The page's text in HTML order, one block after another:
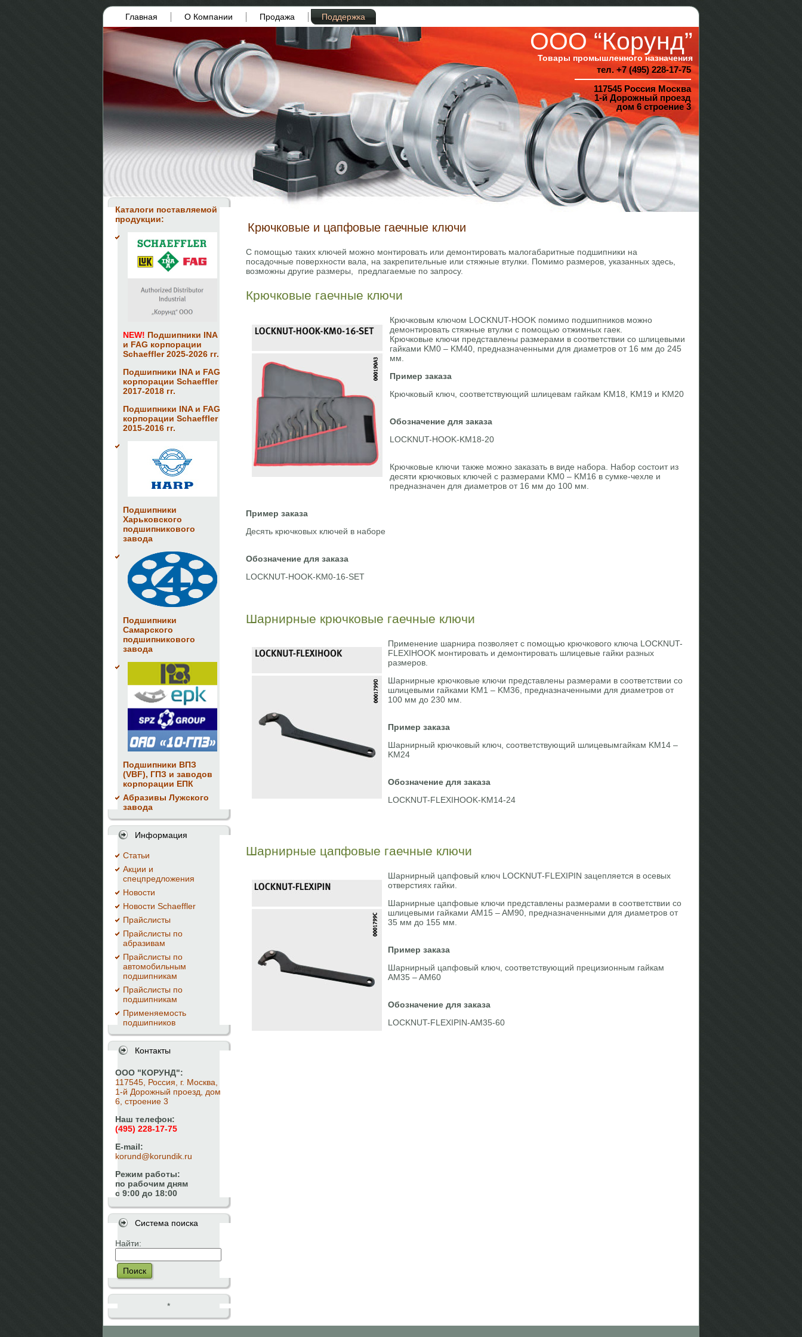
Главная О Компании Продажа Поддержка
ООО “Корунд”
Товары промышленного назначения
тел. +7 (495) 228-17-75
117545 Россия Москва
1-й Дорожный проезд
дом 6 строение 3
Каталоги поставляемой
продукции:
NEW! Подшипники INA
и FAG корпорации
Schaeffler 2025-2026 гг.
Подшипники INA и FAG
корпорации Schaeffler
2017-2018 гг.
Подшипники INA и FAG
корпорации Schaeffler
2015-2016 гг.
Подшипники
Харьковского
подшипникового
завода
Подшипники
Самарского
подшипникового
завода
Подшипники ВПЗ
(VBF), ГПЗ и заводов
корпорации ЕПК
Абразивы Лужского
завода
Информация
Cтатьи
Акции и
спецпредложения
Новости
Новости Schaeffler
Прайслисты
Прайслисты по
абразивам
Прайслисты по
автомобильным
подшипникам
Прайслисты по
подшипникам
Применяемость
подшипников
Контакты
ООО "КОРУНД":
117545, Россия, г. Москва,
1-й Дорожный проезд, дом
6, строение 3
Наш телефон:
(495) 228-17-75
E-mail:
korund@korundik.ru
Режим работы:
по рабочим дням
с 9:00 до 18:00
Система поиска
Найти:
Поиск
*
Крючковые и цапфовые гаечные ключи
С помощью таких ключей можно монтировать или демонтировать малогабаритные подшипники на
посадочные поверхности вала, на закрепительные или стяжные втулки. Помимо размеров, указанных здесь,
возможны другие размеры, предлагаемые по запросу.
Крючковые гаечные ключи
Крючковым ключом LOCKNUT-HOOK помимо подшипников можно
демонтировать стяжные втулки с помощью отжимных гаек.
Крючковые ключи представлены размерами в соответствии со шлицевыми
гайками KM0 – KM40, предназначенными для диаметров от 16 мм до 245
мм.
Пример заказа
Крючковый ключ, соответствующий шлицевам гайкам KM18, KM19 и KM20
Обозначение для заказа
LOCKNUT-HOOK-KM18-20
Крючковые ключи также можно заказать в виде набора. Набор состоит из
десяти крючковых ключей с размерами KM0 – KM16 в сумке-чехле и
предназначен для диаметров от 16 мм до 100 мм.
Пример заказа
Десять крючковых ключей в наборе
Обозначение для заказа
LOCKNUT-HOOK-KM0-16-SET
Шарнирные крючковые гаечные ключи
Применение шарнира позволяет с помощью крючкового ключа LOCKNUT-
FLEXIHOOK монтировать и демонтировать шлицевые гайки разных
размеров.
Шарнирные крючковые ключи представлены размерами в соответствии со
шлицевыми гайками KM1 – KM36, предназначенными для диаметров от
100 мм до 230 мм.
Пример заказа
Шарнирный крючковый ключ, соответствующий шлицевымгайкам KM14 –
KM24
Обозначение для заказа
LOCKNUT-FLEXIHOOK-KM14-24
Шарнирные цапфовые гаечные ключи
Шарнирный цапфовый ключ LOCKNUT-FLEXIPIN зацепляется в осевых
отверстиях гайки.
Шарнирные цапфовые ключи представлены размерами в соответствии со
шлицевыми гайками AM15 – AM90, предназначенными для диаметров от
35 мм до 155 мм.
Пример заказа
Шарнирный цапфовый ключ, соответствующий прецизионным гайкам
AM35 – AM60
Обозначение для заказа
LOCKNUT-FLEXIPIN-AM35-60